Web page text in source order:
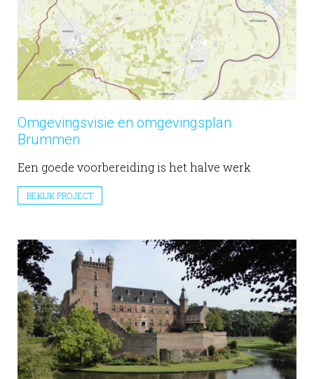
Omgevingsvisie en omgevingsplan
Brummen
Een goede voorbereiding is het halve werk
BEKIJK PROJECT